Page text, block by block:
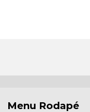
Menu Rodapé